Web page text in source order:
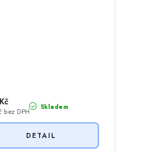
Skladem
bez DPH